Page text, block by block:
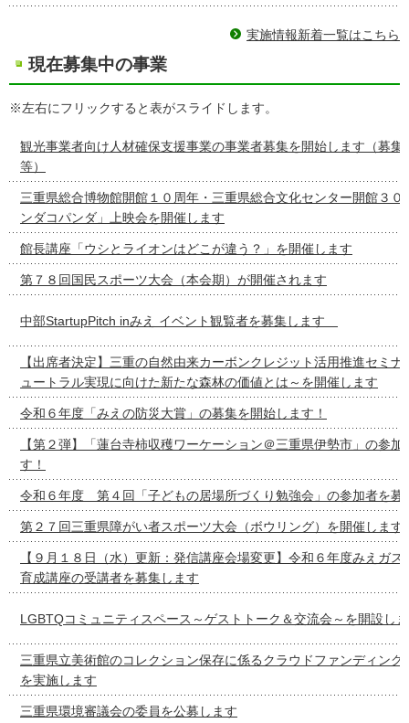
実施情報新着一覧はこちら
現在募集中の事業
※左右にフリックすると表がスライドします。
観光事業者向け人材確保支援事業の事業者募集を開始します（募集
等）
三重県総合博物館開館１０周年・三重県総合文化センター開館３０
ンダコパンダ」上映会を開催します
館長講座「ウシとライオンはどこが違う？」を開催します
第７８回国民スポーツ大会（本会期）が開催されます
中部StartupPitch inみえ イベント観覧者を募集します
【出席者決定】三重の自然由来カーボンクレジット活用推進セミ
ュートラル実現に向けた新たな森林の価値とは～を開催します
令和６年度「みえの防災大賞」の募集を開始します！
【第２弾】「蓮台寺柿収穫ワーケーション＠三重県伊勢市」の参加
す！
令和６年度 第４回「子どもの居場所づくり勉強会」の参加者を募
第２７回三重県障がい者スポーツ大会（ボウリング）を開催します
【９月１８日（水）更新：発信講座会場変更】令和６年度みえガ
育成講座の受講者を募集します
LGBTQコミュニティスペース～ゲストトーク＆交流会～を開設し
三重県立美術館のコレクション保存に係るクラウドファンディング
を実施します
三重県環境審議会の委員を公募します